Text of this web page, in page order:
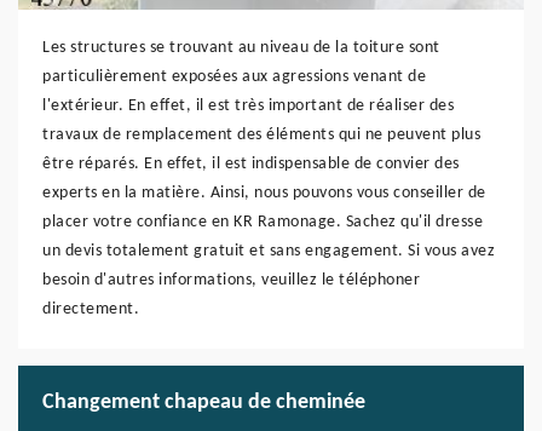
Les structures se trouvant au niveau de la toiture sont
particulièrement exposées aux agressions venant de
l'extérieur. En effet, il est très important de réaliser des
travaux de remplacement des éléments qui ne peuvent plus
être réparés. En effet, il est indispensable de convier des
experts en la matière. Ainsi, nous pouvons vous conseiller de
placer votre confiance en KR Ramonage. Sachez qu'il dresse
un devis totalement gratuit et sans engagement. Si vous avez
besoin d'autres informations, veuillez le téléphoner
directement.
Changement chapeau de cheminée